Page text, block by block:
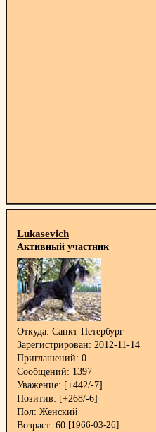
Lukasevich
Активный участник
Откуда: Санкт-Петербург
Зарегистрирован: 2012-11-14
Приглашений: 0
Сообщений: 1397
Уважение: [+442/-7]
Позитив: [+268/-6]
Пол: Женский
Возраст: 60 [1966-03-26]